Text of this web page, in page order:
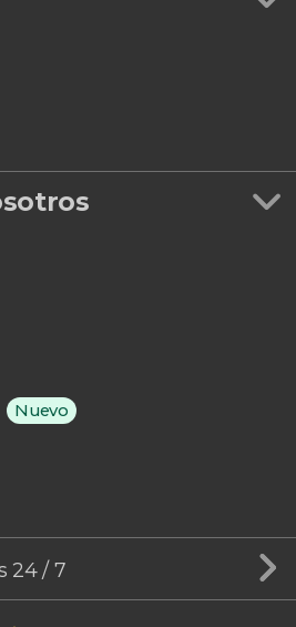
Nuevo
24 / 7